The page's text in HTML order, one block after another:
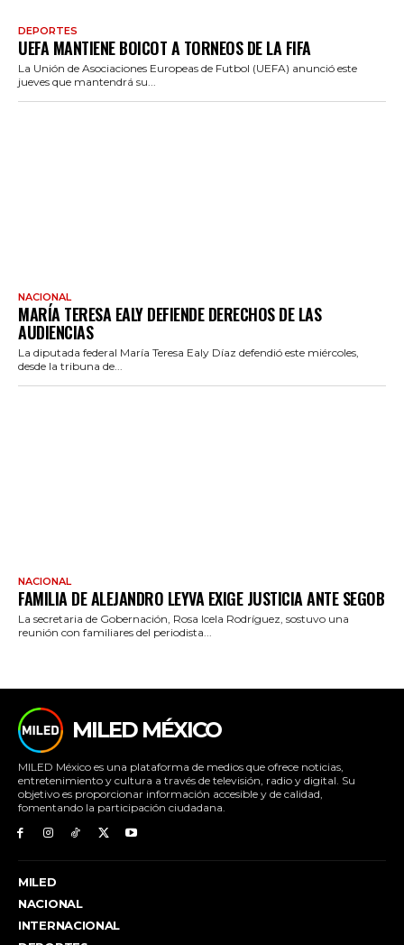
DEPORTES
UEFA MANTIENE BOICOT A TORNEOS DE LA FIFA
La Unión de Asociaciones Europeas de Futbol (UEFA) anunció este
jueves que mantendrá su...
NACIONAL
MARÍA TERESA EALY DEFIENDE DERECHOS DE LAS
AUDIENCIAS
La diputada federal María Teresa Ealy Díaz defendió este miércoles,
desde la tribuna de...
NACIONAL
FAMILIA DE ALEJANDRO LEYVA EXIGE JUSTICIA ANTE SEGOB
La secretaria de Gobernación, Rosa Icela Rodríguez, sostuvo una
reunión con familiares del periodista...
MILED MÉXICO
MILED México es una plataforma de medios que ofrece noticias,
entretenimiento y cultura a través de televisión, radio y digital. Su
objetivo es proporcionar información accesible y de calidad,
fomentando la participación ciudadana.
MILED
NACIONAL
INTERNACIONAL